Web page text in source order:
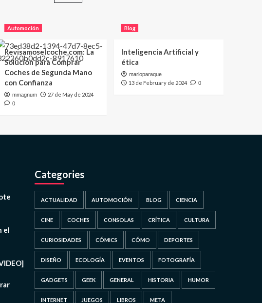
Automoción
Revisamoselcoche.com: La
Solución para Comprar
Coches de Segunda Mano
con Confianza
mmagnum 27 de May de 2024
0
Blog
Inteligencia Artificial y
ética
marioparaque
13 de February de 2024 0
el
Categories
ACTUALIDAD AUTOMOCIÓN BLOG CIENCIA
CINE COCHES CONSOLAS CRÍTICA CULTURA
CURIOSIDADES CÓMICS CÓMO DEPORTES
DISEÑO ECOLOGÍA EVENTOS FOTOGRAFÍA
GADGETS GEEK GENERAL HISTORIA HUMOR
INTERNET JUEGOS LIBROS META